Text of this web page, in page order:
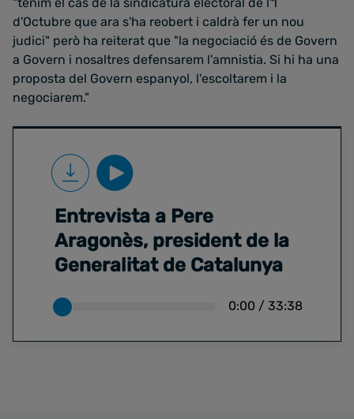
"tenim el cas de la sindicatura electoral de l'1
d'Octubre que ara s'ha reobert i caldrà fer un nou
judici" però ha reiterat que "la negociació és de Govern
a Govern i nosaltres defensarem l'amnistia. Si hi ha una
proposta del Govern espanyol, l'escoltarem i la
negociarem."
Entrevista a Pere
Aragonès, president de la
Generalitat de Catalunya
0:00 / 33:38